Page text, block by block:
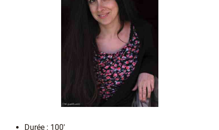
Durée : 100'